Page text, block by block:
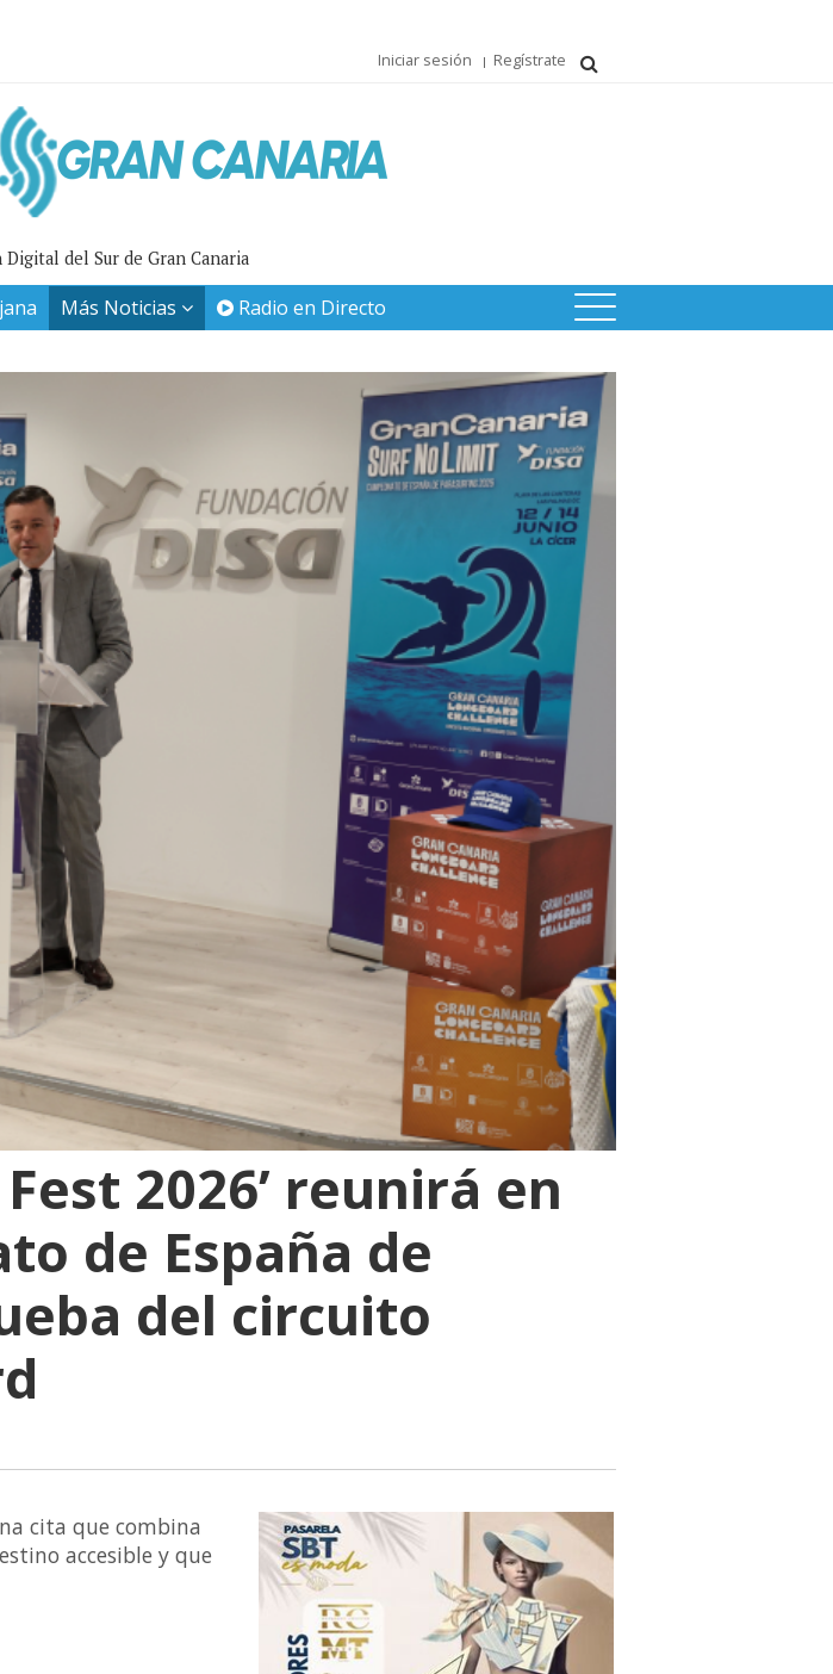
Iniciar sesión Regístrate
del Sur de Gran Canaria
Más Noticias Radio en Directo
2026’ reunirá en
de España de
del circuito
cita que combina
accesible y que